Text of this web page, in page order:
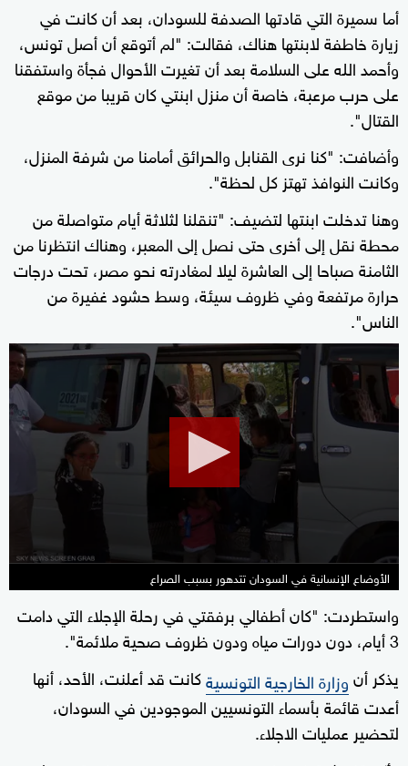
أما سميرة التي قادتها الصدفة للسودان، بعد أن كانت في
زيارة خاطفة لابنتها هناك، فقالت: "لم أتوقع أن أصل تونس،
وأحمد الله على السلامة بعد أن تغيرت الأحوال فجأة واستفقنا
على حرب مرعبة، خاصة أن منزل ابنتي كان قريبا من موقع
القتال".
وأضافت: "كنا نرى القنابل والحرائق أمامنا من شرفة المنزل،
وكانت النوافذ تهتز كل لحظة".
وهنا تدخلت ابنتها لتضيف: "تنقلنا لثلاثة أيام متواصلة من
محطة نقل إلى أخرى حتى نصل إلى المعبر، وهناك انتظرنا من
الثامنة صباحا إلى العاشرة ليلا لمغادرته نحو مصر، تحت درجات
حرارة مرتفعة وفي ظروف سيئة، وسط حشود غفيرة من
الناس".
0
seconds
الأوضاع الإنسانية في السودان تتدهور بسبب الصراع
واستطردت: "كان أطفالي برفقتي في رحلة الإجلاء التي دامت
3 أيام، دون دورات مياه ودون ظروف صحية ملائمة".
يذكر أنوزارة الخارجية التونسيةكانت قد أعلنت، الأحد، أنها
أعدت قائمة بأسماء التونسيين الموجودين في السودان،
لتحضير عمليات الاجلاء.